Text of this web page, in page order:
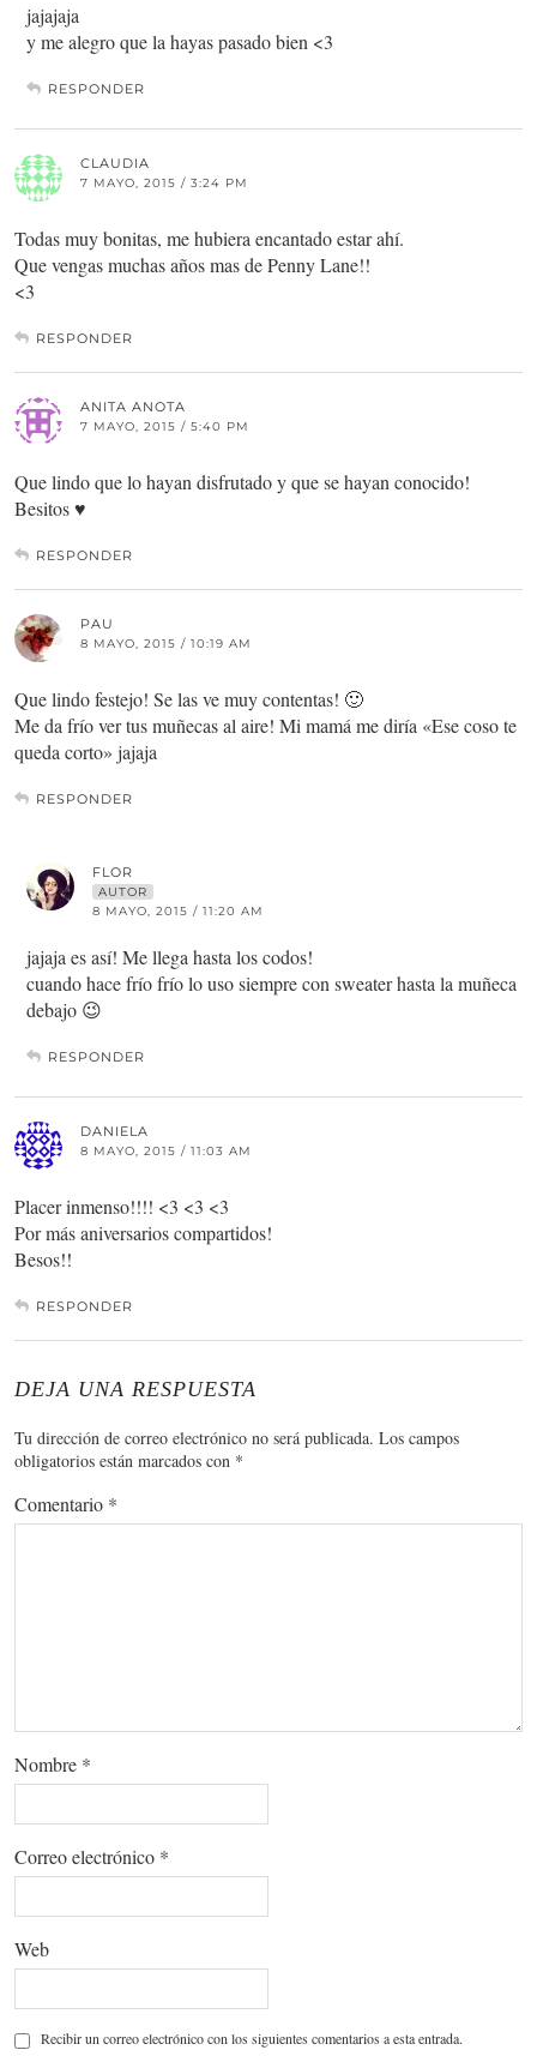
jajajaja
y me alegro que la hayas pasado bien <3
RESPONDER
CLAUDIA
7 MAYO, 2015 / 3:24 PM
Todas muy bonitas, me hubiera encantado estar ahí.
Que vengas muchas años mas de Penny Lane!!
<3
RESPONDER
ANITA ANOTA
7 MAYO, 2015 / 5:40 PM
Que lindo que lo hayan disfrutado y que se hayan conocido!
Besitos ♥
RESPONDER
PAU
8 MAYO, 2015 / 10:19 AM
Que lindo festejo! Se las ve muy contentas! 🙂
Me da frío ver tus muñecas al aire! Mi mamá me diría «Ese coso te
queda corto» jajaja
RESPONDER
FLOR
AUTOR
8 MAYO, 2015 / 11:20 AM
jajaja es así! Me llega hasta los codos!
cuando hace frío frío lo uso siempre con sweater hasta la muñeca
debajo 😉
RESPONDER
DANIELA
8 MAYO, 2015 / 11:03 AM
Placer inmenso!!!! <3 <3 <3
Por más aniversarios compartidos!
Besos!!
RESPONDER
DEJA UNA RESPUESTA
Tu dirección de correo electrónico no será publicada. Los campos
obligatorios están marcados con *
Comentario *
Nombre *
Correo electrónico *
Web
Recibir un correo electrónico con los siguientes comentarios a esta entrada.